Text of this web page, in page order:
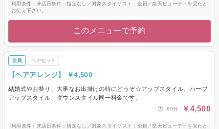
利用条件：来店日条件：指定なし／対象スタイリスト：全員／楽天ビューティを見たと
お伝え下さい。
このメニューで予約
全員 ヘアセット
【ヘアアレンジ】 ￥4,500
結婚式やお祭り、大事なお出掛けの時にどうぞ☆アップスタイル、ハーフ
アップスタイル、ダウンスタイル同一料金です。
60分 ￥4,500
利用条件：来店日条件：指定なし／対象スタイリスト：全員／楽天ビューティを見たと